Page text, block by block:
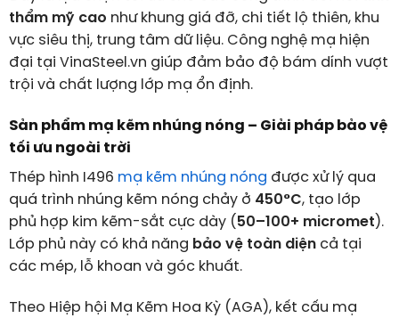
thẩm mỹ cao như khung giá đỡ, chi tiết lộ thiên, khu
vực siêu thị, trung tâm dữ liệu. Công nghệ mạ hiện
đại tại VinaSteel.vn giúp đảm bảo độ bám dính vượt
trội và chất lượng lớp mạ ổn định.
Sản phẩm mạ kẽm nhúng nóng – Giải pháp bảo vệ
tối ưu ngoài trời
Thép hình I496 mạ kẽm nhúng nóng được xử lý qua
quá trình nhúng kẽm nóng chảy ở 450°C, tạo lớp
phủ hợp kim kẽm-sắt cực dày ( 50–100+ micromet).
Lớp phủ này có khả năng bảo vệ toàn diệncả tại
các mép, lỗ khoan và góc khuất.
Theo Hiệp hội Mạ Kẽm Hoa Kỳ (AGA), kết cấu mạ